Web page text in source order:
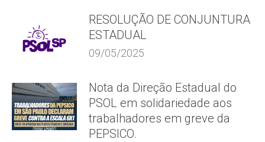
RESOLUÇÃO DE CONJUNTURA
ESTADUAL
09/05/2025
Nota da Direção Estadual do
PSOL em solidariedade aos
trabalhadores em greve da
PEPSICO.